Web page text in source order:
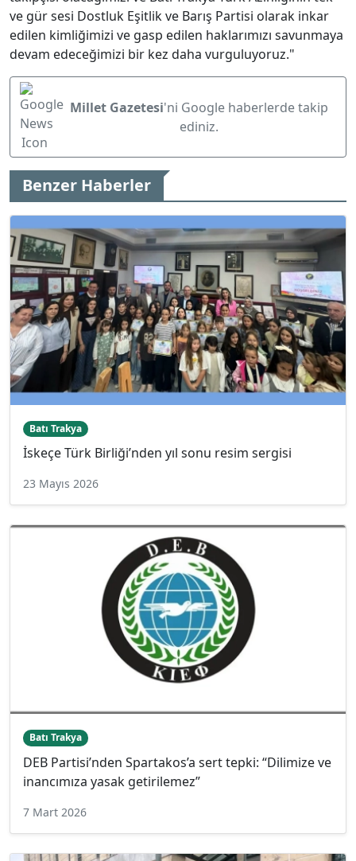
ve gür sesi Dostluk Eşitlik ve Barış Partisi olarak inkar
edilen kimliğimizi ve gasp edilen haklarımızı savunmaya
devam edeceğimizi bir kez daha vurguluyoruz."
Millet Gazetesi'ni Google haberlerde takip
ediniz.
Benzer Haberler
Batı Trakya
İskeçe Türk Birliği’nden yıl sonu resim sergisi
23 Mayıs 2026
Batı Trakya
DEB Partisi’nden Spartakos’a sert tepki: “Dilimize ve
inancımıza yasak getirilemez”
7 Mart 2026